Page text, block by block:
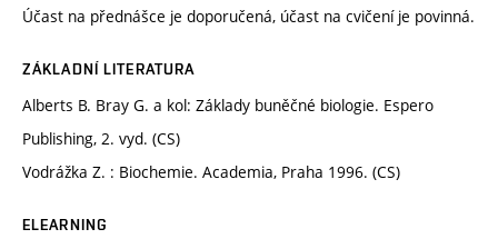
Účast na přednášce je doporučená, účast na cvičení je povinná.
ZÁKLADNÍ LITERATURA
Alberts B. Bray G. a kol: Základy buněčné biologie. Espero
Publishing, 2. vyd. (CS)
Vodrážka Z. : Biochemie. Academia, Praha 1996. (CS)
ELEARNING